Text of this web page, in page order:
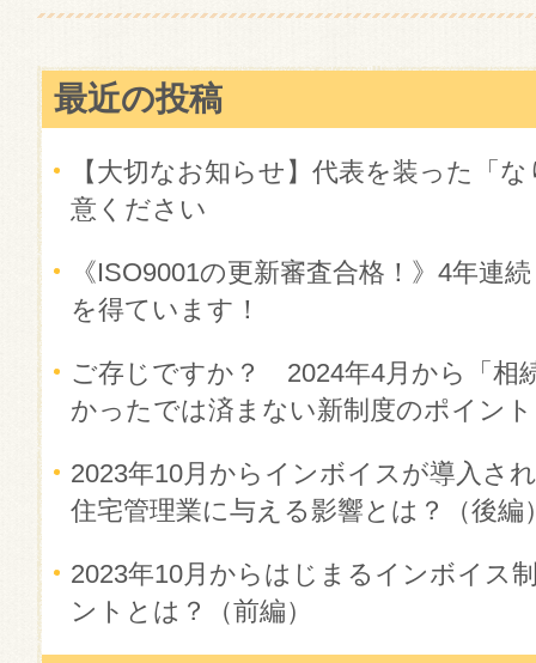
最近の投稿
【大切なお知らせ】代表を装った「
意ください
《ISO9001の更新審査合格！》4年連
を得ています！
ご存じですか？ 2024年4月から「相
かったでは済まない新制度のポイント
2023年10月からインボイスが導入さ
住宅管理業に与える影響とは？（後編
2023年10月からはじまるインボイス
ントとは？（前編）